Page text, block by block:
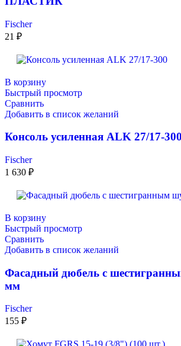
Fischer
21 ₽
В корзину
Быстрый просмотр
Сравнить
Добавить в список желаний
Консоль усиленная ALK 27/17-300
Fischer
1 630 ₽
В корзину
Быстрый просмотр
Сравнить
Добавить в список желаний
Фасадный дюбель с
мм
Fischer
155 ₽